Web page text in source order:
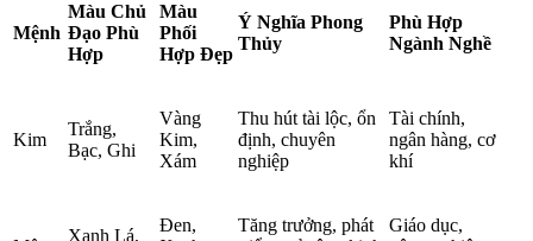
Mệnh
Màu Chủ
Đạo Phù
Hợp
Màu
Phối
Hợp Đẹp
Ý Nghĩa Phong
Thủy
Phù Hợp
Ngành Nghề
Kim
Trắng,
Bạc, Ghi
Vàng
Kim,
Xám
Thu hút tài lộc, ổn
định, chuyên
nghiệp
Tài chính,
ngân hàng, cơ
khí
Xanh Lá,
Đen,
Tăng trưởng, phát
Giáo dục,